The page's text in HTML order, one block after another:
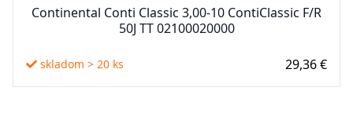
Continental Conti Classic 3,00-10 ContiClassic F/R
50J TT 02100020000
skladom > 20 ks 29,36 €